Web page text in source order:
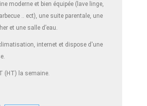
moderne et bien équipée (lave linge,
.. ect), une suite parentale, une
et une salle d’eau.
climatisation, internet et dispose d'une
(HT) la semaine.